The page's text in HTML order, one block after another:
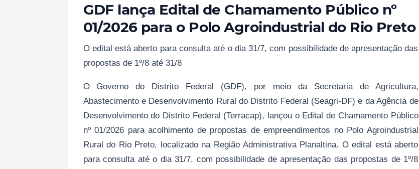
GDF lança Edital de Chamamento Público nº
01/2026 para o Polo Agroindustrial do Rio Preto
O edital está aberto para consulta até o dia 31/7, com possibilidade de apresentação das
propostas de 1º/8 até 31/8
O Governo do Distrito Federal (GDF), por meio da Secretaria de Agricultura,
Abastecimento e Desenvolvimento Rural do Distrito Federal (Seagri-DF) e da Agência de
Desenvolvimento do Distrito Federal (Terracap), lançou o Edital de Chamamento Público
nº 01/2026 para acolhimento de propostas de empreendimentos no Polo Agroindustrial
Rural do Rio Preto, localizado na Região Administrativa Planaltina. O edital está aberto
para consulta até o dia 31/7, com possibilidade de apresentação das propostas de 1º/8